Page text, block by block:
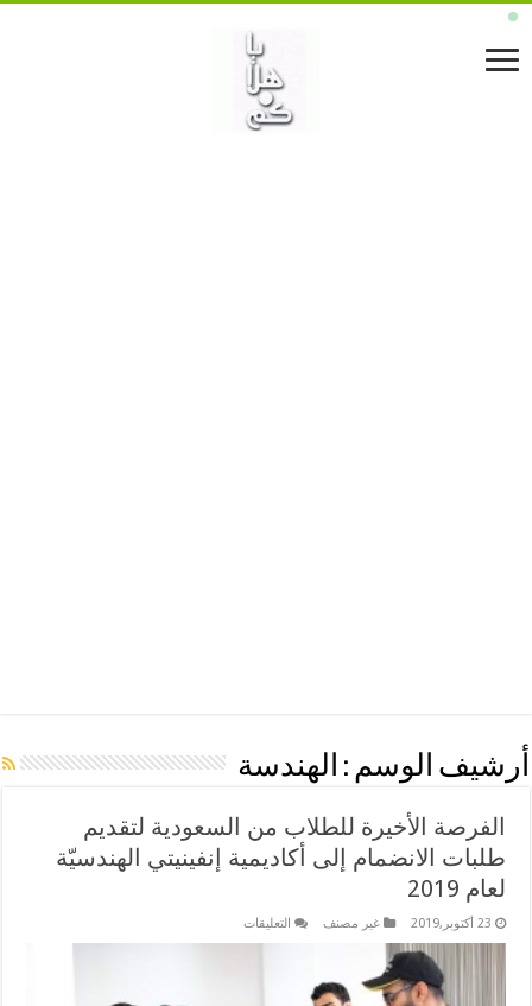
أرشيف الوسم : الهندسة
الفرصة الأخيرة للطلاب من السعودية لتقديم
طلبات الانضمام إلى أكاديمية إنفينيتي الهندسيّة
لعام 2019
23 أكتوبر,2019 غير مصنف التعليقاتعلى